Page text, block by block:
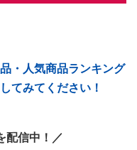
・人気商品ランキング
てみてください！
配信中！／